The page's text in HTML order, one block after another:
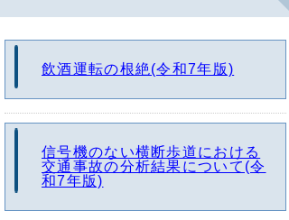
飲酒運転の根絶(令和7年版)
信号機のない横断歩道における
交通事故の分析結果について(令
和7年版)